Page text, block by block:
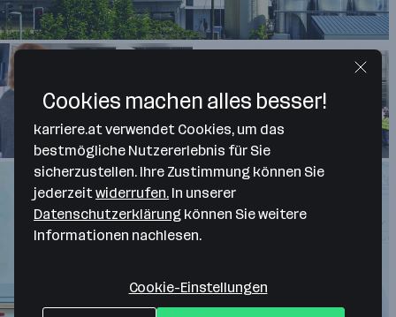
Cookies machen alles besser!
karriere.at verwendet Cookies, um das
bestmögliche Nutzererlebnis für Sie
sicherzustellen. Ihre Zustimmung können Sie
jederzeit widerrufen. In unserer
Datenschutzerklärung können Sie weitere
Informationen nachlesen.
Cookie-Einstellungen